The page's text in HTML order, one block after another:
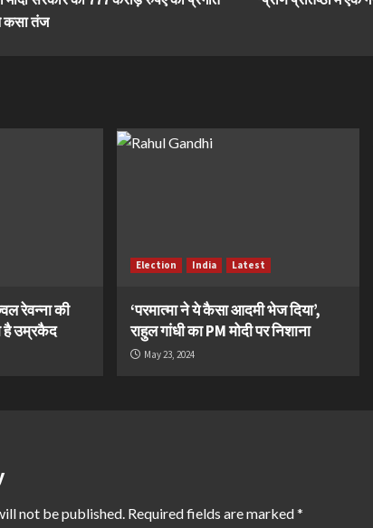
कसा तंज
रेवन्ना की
है उम्रकैद
Election India Latest
‘परमात्मा ने ये कैसा आदमी भेज दिया’,
राहुल गांधी का PM मोदी पर निशाना
May 23, 2024
not be published. Required fields are marked*